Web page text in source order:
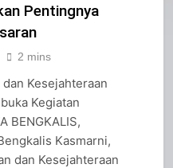
Pentingnya
2 mins
Kesejahteraan
Kegiatan
BENGKALIS,
Kasmarni,
dan Kesejahteraan